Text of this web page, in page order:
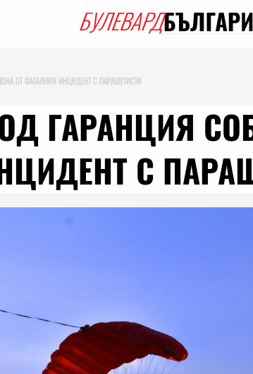
ОТ ФАТАЛНИЯ ИНЦИДЕНТ С ПАРАШУТИСТИ
ГАРАНЦИЯ
С